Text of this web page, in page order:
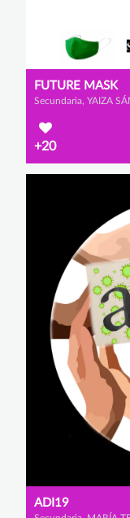
FUTURE MASK
+20
ADI19